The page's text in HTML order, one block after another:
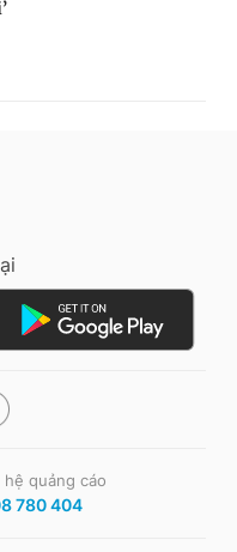
hệ quảng cáo
780 404